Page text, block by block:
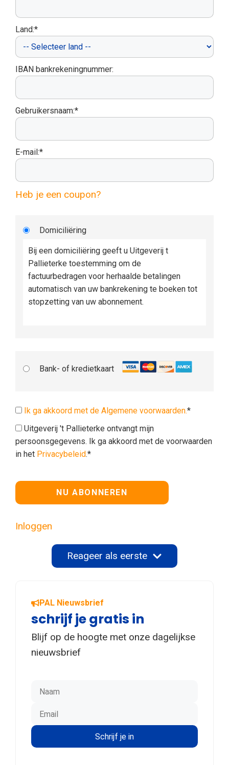
Land:*
IBAN bankrekeningnummer:
Gebruikersnaam:*
E-mail:*
Heb je een coupon?
Domiciliëring
Bij een domiciliëring geeft u Uitgeverij t
Pallieterke toestemming om de
factuurbedragen voor herhaalde betalingen
automatisch van uw bankrekening te boeken tot
stopzetting van uw abonnement.
Bank- of kredietkaart
Ik ga akkoord met de Algemene voorwaarden.*
Uitgeverij 't Pallieterke ontvangt mijn
persoonsgegevens. Ik ga akkoord met de voorwaarden
in het Privacybeleid.*
Geen waarde
Inloggen
Reageer als eerste
PAL Nieuwsbrief
schrijf je gratis in
Blijf op de hoogte met onze dagelijkse
nieuwsbrief